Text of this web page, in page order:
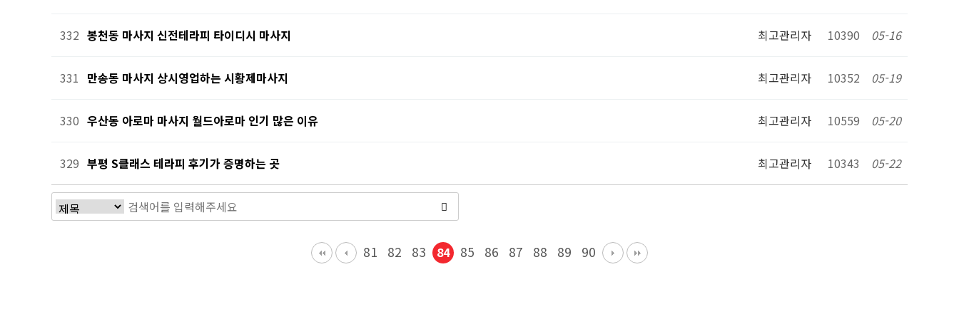
332 봉천동 마사지 신전테라피 타이디시 마사지 최고관리자 10390 05-16
331 만송동 마사지 상시영업하는 시황제마사지 최고관리자 10352 05-19
330 우산동 아로마 마사지 월드아로마 인기 많은 이유 최고관리자 10559 05-20
329 부평 S클래스 테라피 후기가 증명하는 곳 최고관리자 10343 05-22
81 82 83 84 85 86 87 88 89 90